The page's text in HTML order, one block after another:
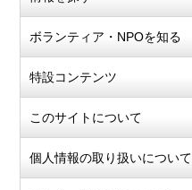
ボランティア・NPOを知る
特設コンテンツ
このサイトについて
個人情報の取り扱いについて